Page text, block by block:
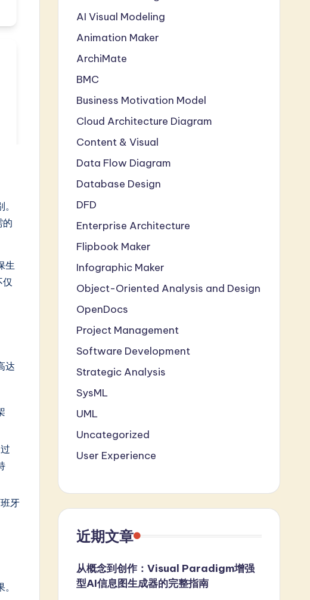
的
生
达
牙
AI Visual Modeling
Animation Maker
ArchiMate
BMC
Business Motivation Model
Cloud Architecture Diagram
Content & Visual
Data Flow Diagram
Database Design
DFD
Enterprise Architecture
Flipbook Maker
Infographic Maker
Object-Oriented Analysis and Design
OpenDocs
Project Management
Software Development
Strategic Analysis
SysML
UML
Uncategorized
User Experience
近期文章
从概念到创作：Visual Paradigm增强
型AI信息图生成器的完整指南